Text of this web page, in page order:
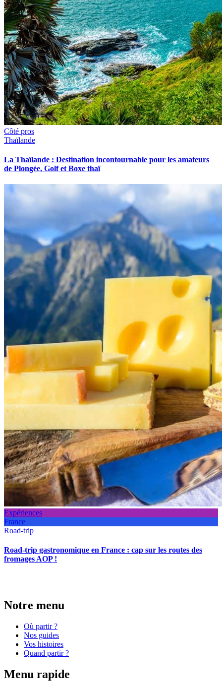
Côté pros
Thaïlande
La Thaïlande : Destination incontournable pour les amateurs
de Plongée, Golf et Boxe thaï
Expériences
France
Road-trip
Road-trip gastronomique en France : cap sur les routes des
fromages AOP !
Notre menu
Où partir ?
Nos guides
Vos histoires
Quand partir ?
Menu rapide